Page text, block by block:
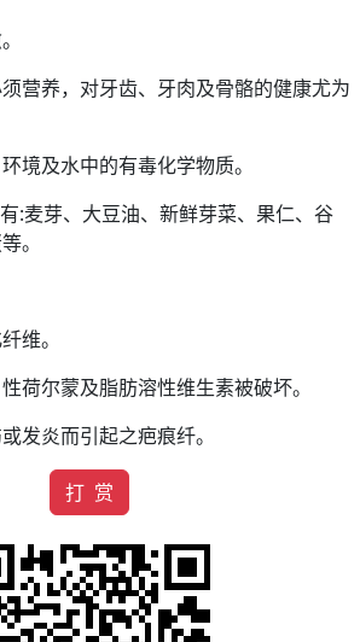
营养，对牙齿、牙肉及骨骼的健康尤为
境及水中的有毒化学物质。
:麦芽、大豆油、新鲜芽菜、果仁、谷
。
维。
荷尔蒙及脂肪溶性维生素被破坏。
发炎而引起之疤痕纤。
打 赏